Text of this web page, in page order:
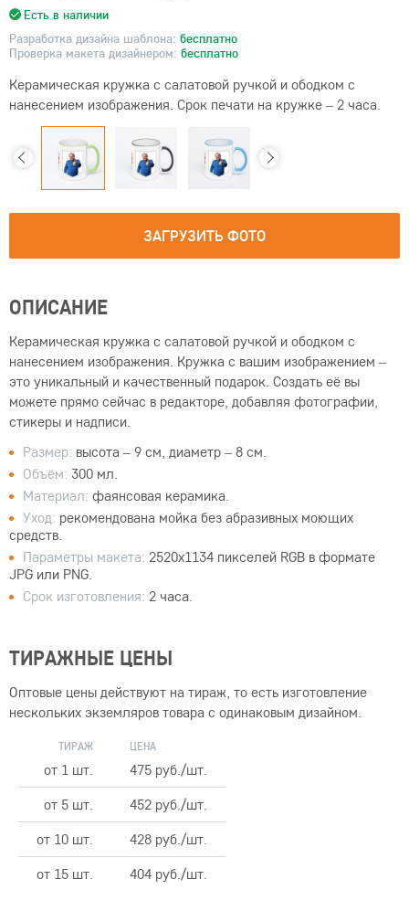
Есть в наличии
Разработка дизайна шаблона: бесплатно
Проверка макета дизайнером: бесплатно
Керамическая кружка с салатовой ручкой и ободком с
нанесением изображения. Срок печати на кружке – 2 часа.
ЗАГРУЗИТЬ ФОТО
ОПИСАНИЕ
Керамическая кружка с салатовой ручкой и ободком с
нанесением изображения. Кружка с вашим изображением –
это уникальный и качественный подарок. Создать её вы
можете прямо сейчас в редакторе, добавляя фотографии,
стикеры и надписи.
Размер: высота – 9 см, диаметр – 8 см.
Объём: 300 мл.
Материал: фаянсовая керамика.
Уход: рекомендована мойка без абразивных моющих
средств.
Параметры макета: 2520x1134 пикселей RGB в формате
JPG или PNG.
Срок изготовления: 2 часа.
ТИРАЖНЫЕ ЦЕНЫ
Оптовые цены действуют на тираж, то есть изготовление
нескольких экземляров товара с одинаковым дизайном.
ТИРАЖ ЦЕНА
от 1 шт.
475 руб./шт.
от 5 шт.
452 руб./шт.
от 10 шт.
428 руб./шт.
от 15 шт.
404 руб./шт.